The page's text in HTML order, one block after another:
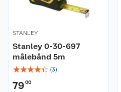
STANLEY
Stanley 0-30-697
målebånd 5m
☆☆☆☆☆ (3)
7900
Ledige stillinger
Bærekraft
Leveringsalternativer
Pakkesporing
Åpent kjøp
Coop medlem